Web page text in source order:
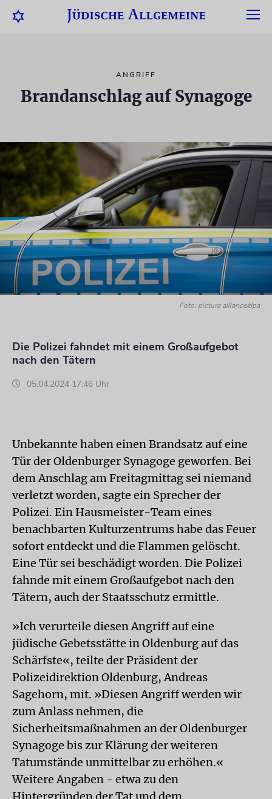
ANGRIFF
Brandanschlag auf Synagoge
Foto: picture alliance/dpa
Die Polizei fahndet mit einem Großaufgebot
nach den Tätern
05.04.2024 17:46 Uhr
Unbekannte haben einen Brandsatz auf eine
Tür der Oldenburger Synagoge geworfen. Bei
dem Anschlag am Freitagmittag sei niemand
verletzt worden, sagte ein Sprecher der
Polizei. Ein Hausmeister-Team eines
benachbarten Kulturzentrums habe das Feuer
sofort entdeckt und die Flammen gelöscht.
Eine Tür sei beschädigt worden. Die Polizei
fahnde mit einem Großaufgebot nach den
Tätern, auch der Staatsschutz ermittle.
»Ich verurteile diesen Angriff auf eine
jüdische Gebetsstätte in Oldenburg auf das
Schärfste«, teilte der Präsident der
Polizeidirektion Oldenburg, Andreas
Sagehorn, mit. »Diesen Angriff werden wir
zum Anlass nehmen, die
Sicherheitsmaßnahmen an der Oldenburger
Synagoge bis zur Klärung der weiteren
Tatumstände unmittelbar zu erhöhen.«
Weitere Angaben - etwa zu den